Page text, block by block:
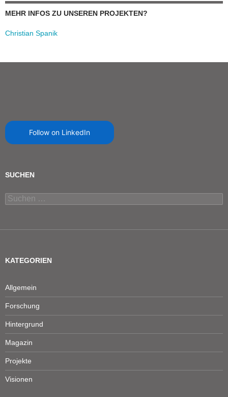
MEHR INFOS ZU UNSEREN PROJEKTEN?
Christian Spanik
Follow on LinkedIn
SUCHEN
Suchen
nach:
KATEGORIEN
Allgemein
Forschung
Hintergrund
Magazin
Projekte
Visionen